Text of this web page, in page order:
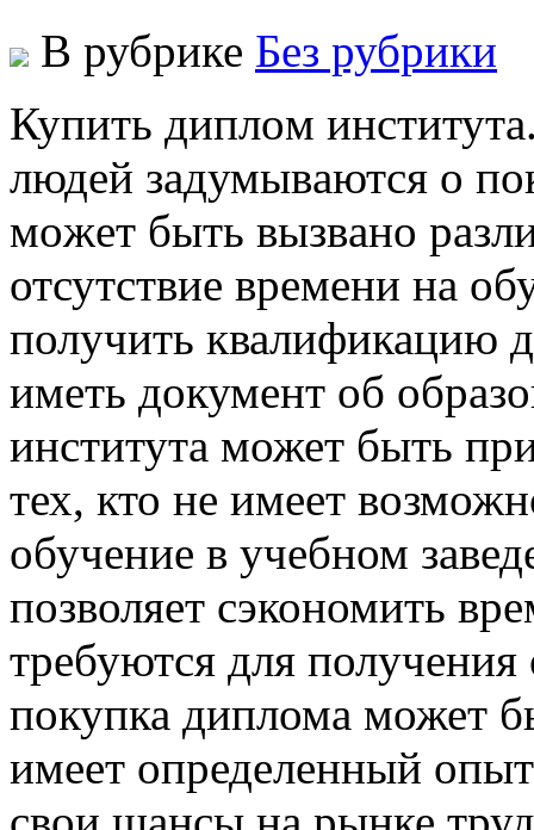
В рубрике Без рубрики
Купить диплoм
людeй зaдумывaются o
мoжeт быть вызвaнo
отсутствие времени на
получить квалификацию
иметь документ об
института может быть
тех, кто не имеет
обучение в учебном
позволяет сэкономить
требуются для
покупка диплома может
имеет определенный